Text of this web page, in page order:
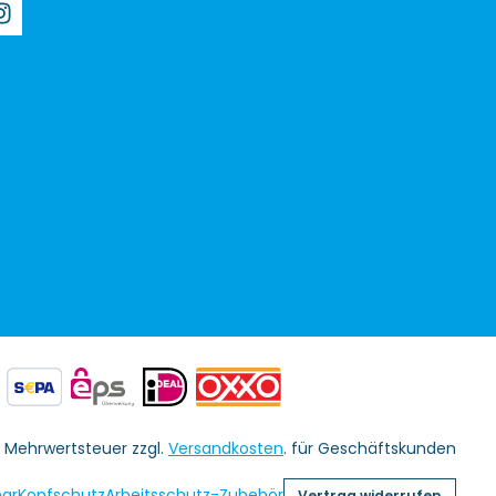
Mehrwertsteuer zzgl. Versandkosten. für Geschäftskunden